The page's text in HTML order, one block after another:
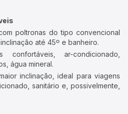
poltronas do tipo convencional
até 45º e banheiro.
confortáveis, ar-condicionado,
água mineral.
inclinação, ideal para viagens
sanitário e, possivelmente,